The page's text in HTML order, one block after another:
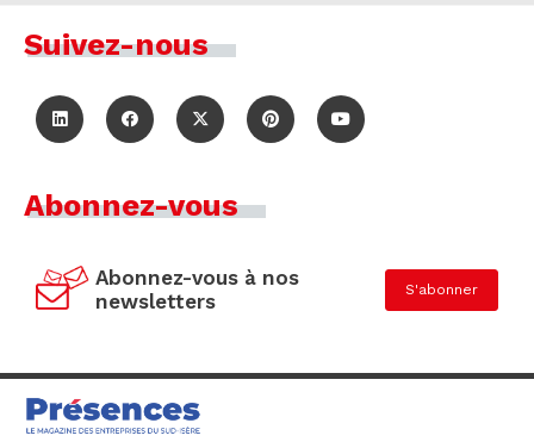
Suivez-nous
Abonnez-vous
Abonnez-vous à nos
newsletters
S'abonner